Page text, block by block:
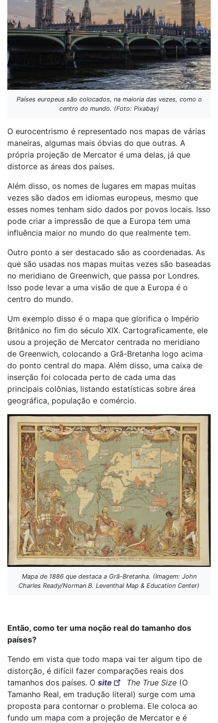
Países europeus são colocados, na maioria das vezes, como o
centro do mundo. (Foto: Pixabay)
O eurocentrismo é representado nos mapas de várias
maneiras, algumas mais óbvias do que outras. A
própria projeção de Mercator é uma delas, já que
distorce as áreas dos países.
Além disso, os nomes de lugares em mapas muitas
vezes são dados em idiomas europeus, mesmo que
esses nomes tenham sido dados por povos locais. Isso
pode criar a impressão de que a Europa tem uma
influência maior no mundo do que realmente tem.
Outro ponto a ser destacado são as coordenadas. As
que são usadas nos mapas muitas vezes são baseadas
no meridiano de Greenwich, que passa por Londres.
Isso pode levar a uma visão de que a Europa é o
centro do mundo.
Um exemplo disso é o mapa que glorifica o Império
Britânico no fim do século XIX. Cartograficamente, ele
usou a projeção de Mercator centrada no meridiano
de Greenwich, colocando a Grã-Bretanha logo acima
do ponto central do mapa. Além disso, uma caixa de
inserção foi colocada perto de cada uma das
principais colônias, listando estatísticas sobre área
geográfica, população e comércio.
Mapa de 1886 que destaca a Grã-Bretanha. (Imagem: John
Charles Ready/Norman B. Leventhal Map & Education Center)
Então, como ter uma noção real do tamanho dos
países?
Tendo em vista que todo mapa vai ter algum tipo de
distorção, é difícil fazer comparações reais dos
tamanhos dos países. O site The True Size (O
Tamanho Real, em tradução literal) surge com uma
proposta para contornar o problema. Ele coloca ao
fundo um mapa com a projeção de Mercator e é